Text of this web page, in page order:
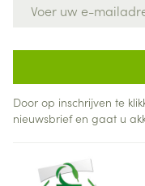
Door op inschrijven te
nieuwsbrief en gaat u